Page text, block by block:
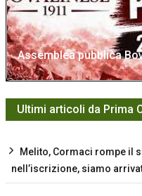
Assemblea pubblica
Ultimi articoli da Prima
Melito, Cormaci rompe il
nell’iscrizione, siamo